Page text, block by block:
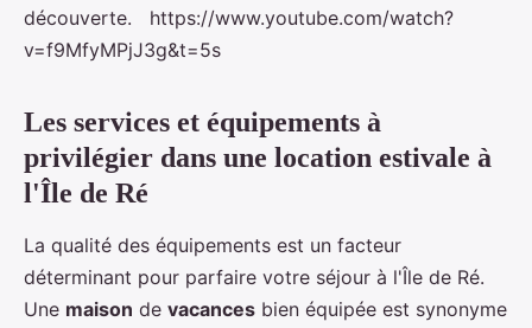
découverte. https://www.youtube.com/watch?
v=f9MfyMPjJ3g&t=5s
Les services et équipements à
privilégier dans une location estivale à
l'Île de Ré
La qualité des équipements est un facteur
déterminant pour parfaire votre séjour à l'Île de Ré.
Une maison de vacances bien équipée est synonyme